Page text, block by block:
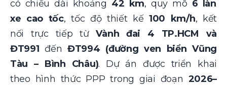
có chiều dài khoảng 42 km, quy mô 6 làn
xe cao tốc, tốc độ thiết kế100 km/h, kết
nối trực tiếp từVành đai 4 TP.HCM và
ĐT991 đến ĐT994 (đường ven biển Vũng
Tàu – Bình Châu). Dự án được triển khai
theo hình thức PPP trong giai đoạn 2026–